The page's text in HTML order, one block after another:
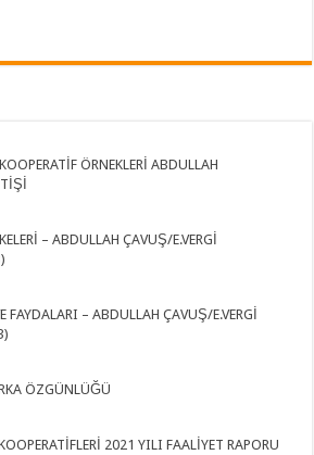
ÖRNEKLERİ ABDULLAH
– ABDULLAH ÇAVUŞ/E.VERGİ
FAYDALARI – ABDULLAH ÇAVUŞ/E.VERGİ
ÖZGÜNLÜĞÜ
2021 YILI FAALİYET RAPORU